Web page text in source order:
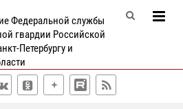
Федеральной службы
гвардии Российской
Петербургу и